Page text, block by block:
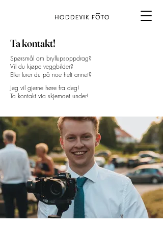
Ta kontakt!
Spørsmål om bryllupsoppdrag?
Vil du kjøpe veggbilder?
Eller lurer du på noe helt annet?​​
Jeg vil gjerne høre fra deg!
Ta kontakt via skjemaet under!